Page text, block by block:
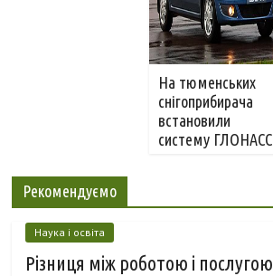
На тюменських
снігоприбирача
встановили
систему ГЛОНАСС
Рекомендуємо
Наука і освіта
Різниця між роботою і послугою